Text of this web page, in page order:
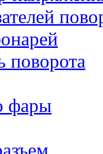
поворота
фары